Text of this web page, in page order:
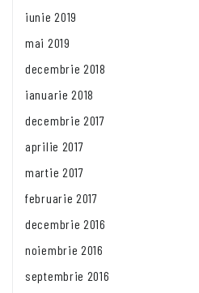
iunie 2019
mai 2019
decembrie 2018
ianuarie 2018
decembrie 2017
aprilie 2017
martie 2017
februarie 2017
decembrie 2016
noiembrie 2016
septembrie 2016